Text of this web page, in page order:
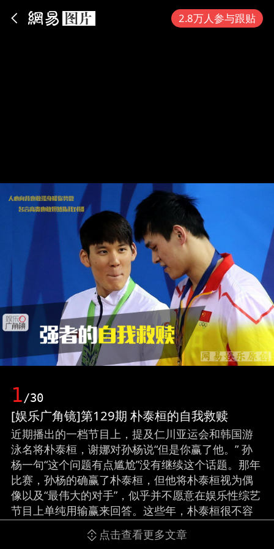
2.8万人参与跟贴
1/30
[娱乐广角镜]第129期 朴泰桓的自我救赎
近期播出的一档节目上，提及仁川亚运会和韩国游
泳名将朴泰桓，谢娜对孙杨说“但是你赢了他。” 孙
杨一句“这个问题有点尴尬”没有继续这个话题。那年
比赛，孙杨的确赢了朴泰桓，但他将朴泰桓视为偶
像以及“最伟大的对手”，似乎并不愿意在娱乐性综艺
节目上单纯用输赢来回答。这些年，朴泰桓很不容
易，没有赞助商自费训练、误注射禁药遭禁赛，跟
恩师“下跪”换来去里约的机会却遭“滑铁卢”。随着朴
点击查看更多文章